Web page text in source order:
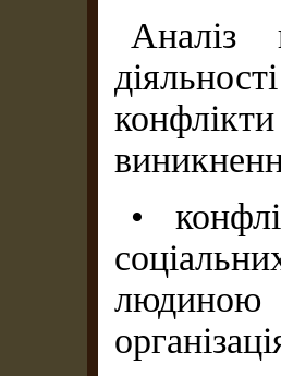
Аналіз
•
людиною